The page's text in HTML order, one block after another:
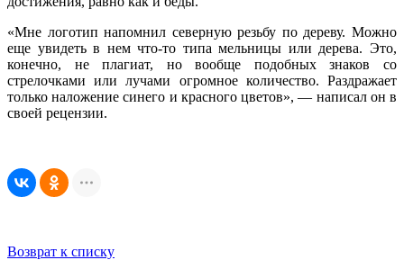
«Мне логотип напомнил северную резьбу по дереву. Можно
еще увидеть в нем что-то типа мельницы или дерева. Это,
конечно, не плагиат, но вообще подобных знаков со
стрелочками или лучами огромное количество. Раздражает
только наложение синего и красного цветов», — написал он в
своей рецензии.
Возврат к списку